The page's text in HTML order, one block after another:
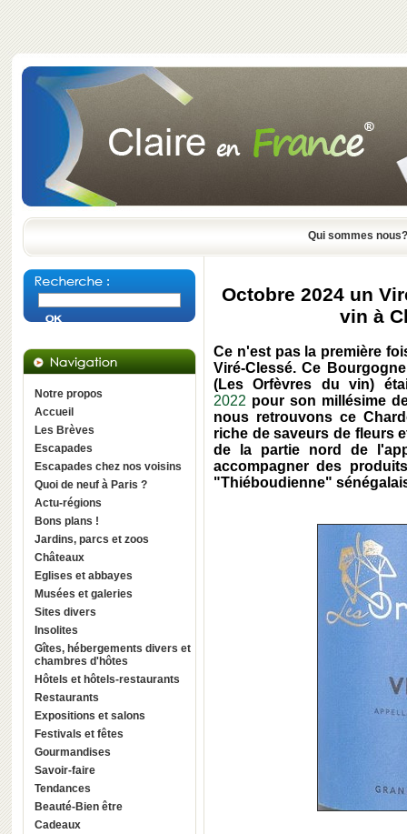
Qui sommes nous?
Notre propos
Accueil
Les Brèves
Escapades
Escapades chez nos voisins
Quoi de neuf à Paris ?
Actu-régions
Bons plans !
Jardins, parcs et zoos
Châteaux
Eglises et abbayes
Musées et galeries
Sites divers
Insolites
Gîtes, hébergements divers et
chambres d'hôtes
Hôtels et hôtels-restaurants
Restaurants
Expositions et salons
Festivals et fêtes
Gourmandises
Savoir-faire
Tendances
Beauté-Bien être
Cadeaux
Octobre 2024 un
vin à
Ce n'est pas la première
Viré-Clessé. Ce
(Les Orfèvres du vin)
2022 pour son millésime
nous retrouvons ce
riche de saveurs de fleurs
de la partie nord de
accompagner des
"Thiéboudienne"